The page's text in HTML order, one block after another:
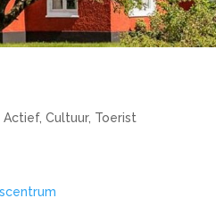
|Actief,Cultuur, Toerist